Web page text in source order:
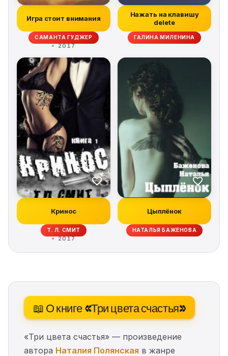
Игра стоит внимания
САМАНТА ГУДЖЕР
2017
Нажать на клавишу
delete
ГАЛИНА МИЛЕНИНА
Кринос
Т. Л. СМИТ
2017
Цыплёнок
НАТАЛЬЯ БАЖЕНОВА
📖 О книге «Три цвета счастья»
«Три цвета счастья» — произведение
автора Наталия Полянская в жанре